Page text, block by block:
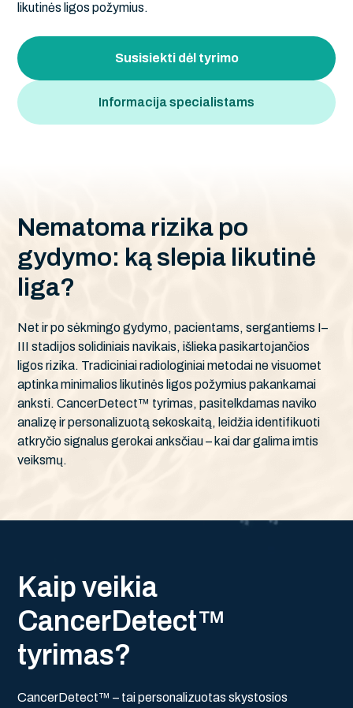
likutinės ligos požymius.
Susisiekti dėl tyrimo
Informacija specialistams
Nematoma rizi ka po
gydymo: ką s epia i kutinė
iga?
Net ir po sėkmingo gydymo, pacientams, sergantiems I–
III stadijos solidiniais navikais, išlieka pasikartojančios
ligos rizika. Tradiciniai radiologiniai metodai ne visuomet
aptinka minimalios likutinės ligos požymius pakankamai
anksti. CancerDetect™ tyrimas, pasitelkdamas naviko
analizę ir personalizuotą sekoskaitą, leidžia identifikuoti
atkryčio signalus gerokai anksčiau – kai dar galima imtis
veiksmų.
Kaip vei kia
CancerDetect™
tyrimas?
CancerDetect™ – tai personalizuotas skystosios